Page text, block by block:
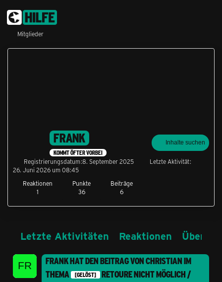
Mitglieder
FRANK
KOMMT ÖFTER VORBEI
Reaktionen
1
Punkte
36
Beiträge
6
Inhalte suchen
Registrierungsdatum 8. September 2025
Letzte Aktivität
26. Juni 2026 um 08:45
Letzte Aktivitäten Reaktionen Über
FRANKHAT DEN BEITRAG VONCHRISTIANIM
THEMA
[GELÖST]
RETOURE NICHT MÖGLICH /